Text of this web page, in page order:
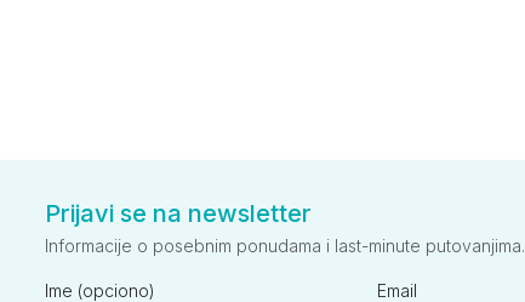
Prijavi se na newsletter
Informacije o posebnim ponudama i last-minute putovanjima.
Ime (opciono) Email